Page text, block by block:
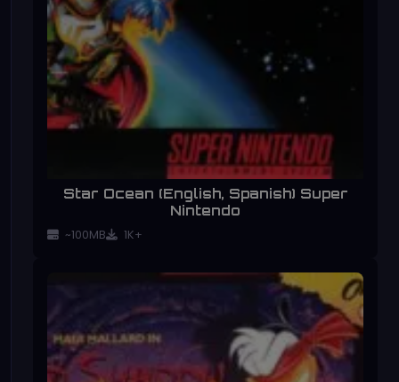
Star Ocean (English, Spanish) Super
Nintendo
~100MB 1K+